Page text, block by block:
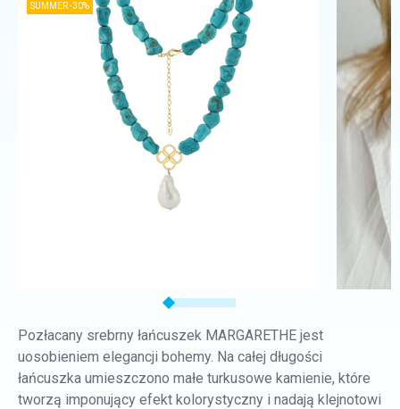
SUMMER -30%
Pozłacany srebrny łańcuszek MARGARETHE jest
uosobieniem elegancji bohemy. Na całej długości
łańcuszka umieszczono małe turkusowe kamienie, które
tworzą imponujący efekt kolorystyczny i nadają klejnotowi